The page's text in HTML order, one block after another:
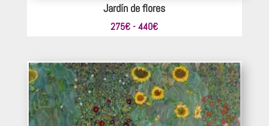
Jardín de flores
275€ - 440€Rango
desde
275€
hasta
440€